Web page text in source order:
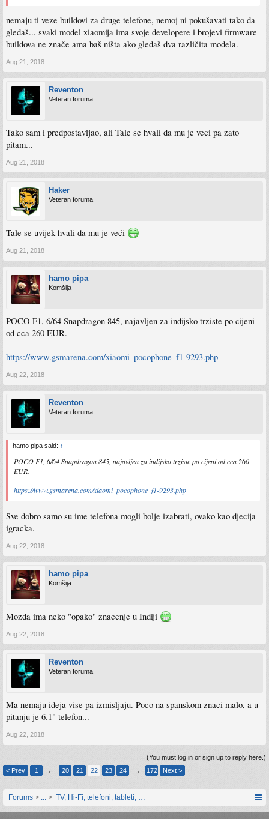
nemaju ti veze buildovi za druge telefone, nemoj ni pokušavati tako da
gledaš... svaki model xiaomija ima svoje developere i brojevi firmware
buildova ne znače ama baš ništa ako gledaš dva različita modela.
Aug 21, 2018
Reventon
Veteran foruma
Tako sam i predpostavljao, ali Tale se hvali da mu je veci pa zato
pitam...
Aug 21, 2018
Haker
Veteran foruma
Tale se uvijek hvali da mu je veći
Aug 21, 2018
hamo pipa
Komšija
POCO F1, 6/64 Snapdragon 845, najavljen za indijsko trziste po cijeni
od cca 260 EUR.
https://www.gsmarena.com/xiaomi_pocophone_f1-9293.php
Aug 22, 2018
Reventon
Veteran foruma
hamo pipa said: ↑
POCO F1, 6/64 Snapdragon 845, najavljen za indijsko trziste po cijeni od cca 260
EUR.
https://www.gsmarena.com/xiaomi_pocophone_f1-9293.php
Sve dobro samo su ime telefona mogli bolje izabrati, ovako kao djecija
igracka.
Aug 22, 2018
hamo pipa
Komšija
Mozda ima neko "opako" znacenje u Indiji
Aug 22, 2018
Reventon
Veteran foruma
Ma nemaju ideja vise pa izmisljaju. Poco na spanskom znaci malo, a u
pitanju je 6.1" telefon...
Aug 22, 2018
(You must log in or sign up to reply here.)
< Prev
1 ← 20 21 22 23 24 → 172 Next >
Forums ... TV, Hi-Fi, telefoni, tableti, satovi, IoT oprema